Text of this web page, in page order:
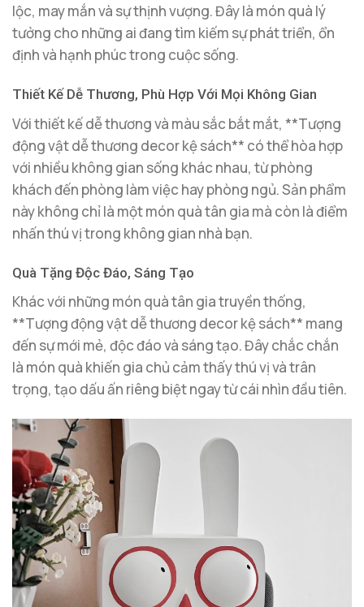
lộc, may mắn và sự thịnh vượng. Đây là món quà lý
tưởng cho những ai đang tìm kiếm sự phát triển, ổn
định và hạnh phúc trong cuộc sống.
Thiết Kế Dễ Thương, Phù Hợp Với Mọi Không Gian
Với thiết kế dễ thương và màu sắc bắt mắt, **Tượng
động vật dễ thương decor kệ sách** có thể hòa hợp
với nhiều không gian sống khác nhau, từ phòng
khách đến phòng làm việc hay phòng ngủ. Sản phẩm
này không chỉ là một món quà tân gia mà còn là điểm
nhấn thú vị trong không gian nhà bạn.
Quà Tặng Độc Đáo, Sáng Tạo
Khác với những món quà tân gia truyền thống,
**Tượng động vật dễ thương decor kệ sách** mang
đến sự mới mẻ, độc đáo và sáng tạo. Đây chắc chắn
là món quà khiến gia chủ cảm thấy thú vị và trân
trọng, tạo dấu ấn riêng biệt ngay từ cái nhìn đầu tiên.